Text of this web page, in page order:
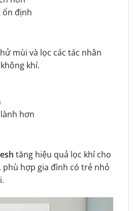
định
mùi và lọc các tác nhân
khí.
hơn
tăng hiệu quả lọc khí cho
phù hợp gia đình có trẻ nhỏ